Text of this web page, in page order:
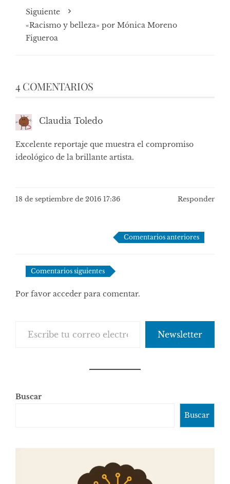
Siguiente
«Racismo y belleza» por Mónica Moreno
Figueroa
4 COMENTARIOS
Claudia Toledo
Excelente reportaje que muestra el compromiso
ideológico de la brillante artista.
18 de septiembre de 2016 17:36 Responder
comentarios
Comentarios anteriores
Comentarios siguientes
Por favor acceder para comentar.
Newsletter
Buscar
Buscar